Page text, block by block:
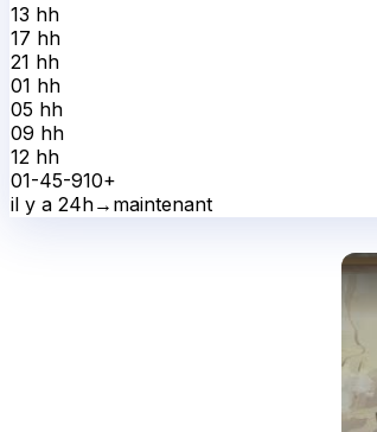
13 hh
17 hh
21 hh
01 hh
05 hh
09 hh
12 hh
01-45-910+
il y a 24h→ maintenant